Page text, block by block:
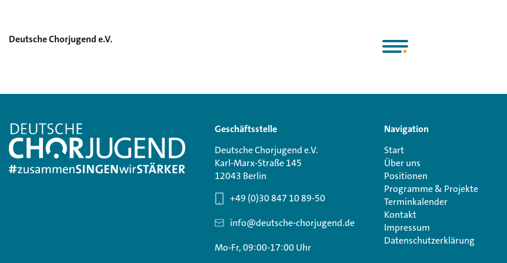
Deutsche Chorjugend e.V.
Geschäftsstelle
Deutsche Chorjugend e.V.
Karl-Marx-Straße 145
12043 Berlin
+49 (0)30 847 10 89-50
info@deutsche-chorjugend.de
Mo-Fr, 09:00-17:00 Uhr
Navigation
Start
Über uns
Positionen
Programme & Projekte
Terminkalender
Kontakt
Impressum
Datenschutzerklärung